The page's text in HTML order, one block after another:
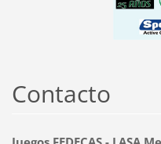
Contacto